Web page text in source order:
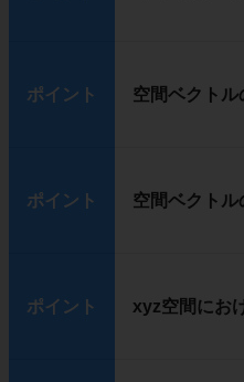
ポイント 空間ベクトル
ポイント 空間ベクトル
ポイント xyz空間にお